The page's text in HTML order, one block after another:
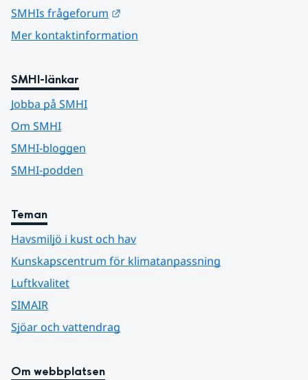
SMHIs frågeforum
Mer kontaktinformation
SMHI-länkar
Jobba på SMHI
Om SMHI
SMHI-bloggen
SMHI-podden
Teman
Havsmiljö i kust och hav
Kunskapscentrum för klimatanpassning
Luftkvalitet
SIMAIR
Sjöar och vattendrag
Om webbplatsen